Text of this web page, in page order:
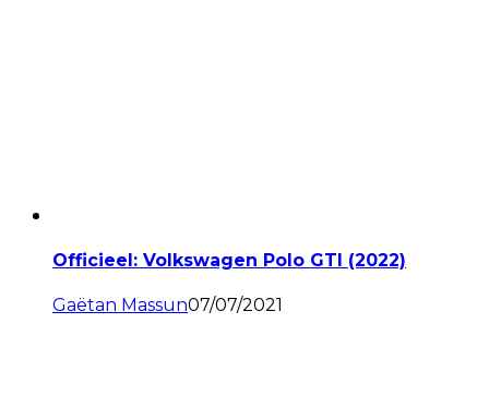
Officieel: Volkswagen Polo GTI (2022)
Gaëtan Massun07/07/2021